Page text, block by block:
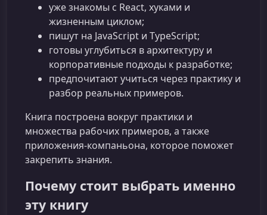
уже знакомы с React, хуками и
жизненным циклом;
пишут на JavaScript и TypeScript;
готовы углубиться в архитектуру и
корпоративные подходы к разработке;
предпочитают учиться через практику и
разбор реальных примеров.
Книга построена вокруг практики и
множества рабочих примеров, а также
приложения‑компаньона, которое поможет
закрепить знания.
Почему стоит выбрать именно
эту книгу